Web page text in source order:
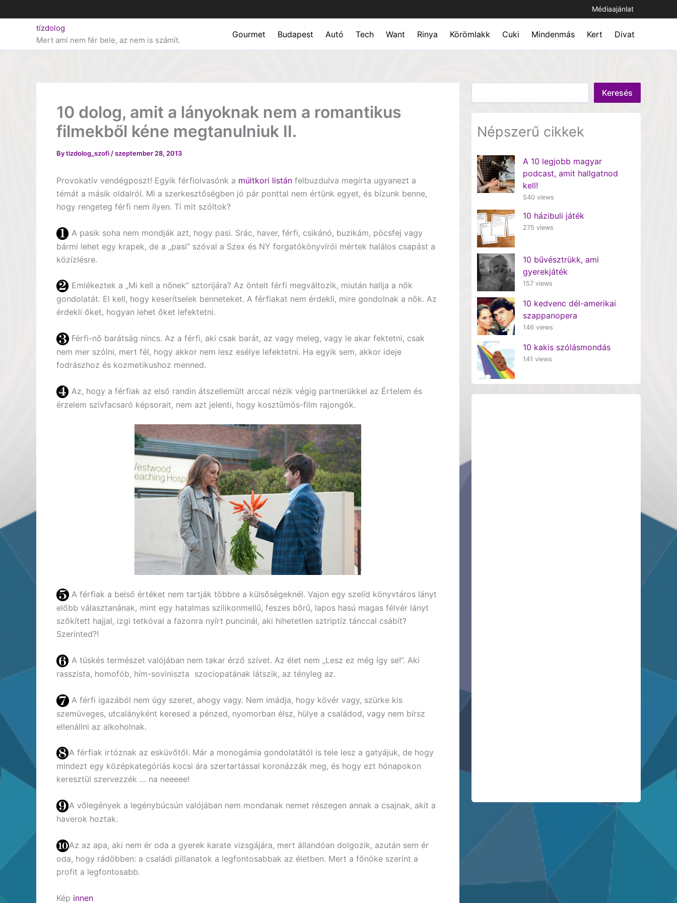
to
Médiaajánlat
tízdolog
Mert ami nem fér bele, az nem is számít.
Gourmet Budapest Autó Tech Want Rinya Körömlakk Cuki Mindenmás Kert Divat
10 dolog, amit a lányoknak nem a romantikus
filmekből kéne megtanulniuk II.
Bytizdolog_szofi /szeptember 28, 2013
Provokatív vendégposzt! Egyik férfiolvasónk a múltkori listán felbuzdulva megírta ugyanezt a
témát a másik oldalról. Mi a szerkesztőségben jó pár ponttal nem értünk egyet, és bízunk benne,
hogy rengeteg férfi nem ilyen. Ti mit szóltok?
A pasik soha nem mondják azt, hogy pasi. Srác, haver, férfi, csikánó, buzikám, pöcsfej vagy
bármi lehet egy krapek, de a „pasi” szóval a Szex és NY forgatókönyvírói mértek halálos csapást a
közízlésre.
Emlékeztek a „Mi kell a nőnek” sztorijára? Az öntelt férfi megváltozik, miután hallja a nők
gondolatát. El kell, hogy keserítselek benneteket. A férfiakat nem érdekli, mire gondolnak a nők. Az
érdekli őket, hogyan lehet őket lefektetni.
Férfi-nő barátság nincs. Az a férfi, aki csak barát, az vagy meleg, vagy le akar fektetni, csak
nem mer szólni, mert fél, hogy akkor nem lesz esélye lefektetni. Ha egyik sem, akkor ideje
fodrászhoz és kozmetikushoz menned.
Az, hogy a férfiak az első randin átszellemült arccal nézik végig partnerükkel az Értelem és
érzelem szívfacsaró képsorait, nem azt jelenti, hogy kosztümös-film rajongók.
A férfiak a belső értéket nem tartják többre a külsőségeknél. Vajon egy szelíd könyvtáros lányt
előbb választanának, mint egy hatalmas szilikonmellű, feszes bőrű, lapos hasú magas félvér lányt
szőkített hajjal, izgi tetkóval a fazonra nyírt puncinál, aki hihetetlen sztriptíz tánccal csábít?
Szerinted?!
A tüskés természet valójában nem takar érző szívet. Az élet nem „Lesz ez még így se!”. Aki
rasszista, homofób, hím-soviniszta szociopatának látszik, az tényleg az.
A férfi igazából nem úgy szeret, ahogy vagy. Nem imádja, hogy kövér vagy, szürke kis
szemüveges, utcalányként keresed a pénzed, nyomorban élsz, hülye a családod, vagy nem bírsz
ellenállni az alkoholnak.
A férfiak irtóznak az esküvőtől. Már a monogámia gondolatától is tele lesz a gatyájuk, de hogy
mindezt egy középkategóriás kocsi ára szertartással koronázzák meg, és hogy ezt hónapokon
keresztül szervezzék … na neeeee!
A vőlegények a legénybúcsún valójában nem mondanak nemet részegen annak a csajnak, akit a
haverok hoztak.
Az az apa, aki nem ér oda a gyerek karate vizsgájára, mert állandóan dolgozik, azután sem ér
oda, hogy rádöbben: a családi pillanatok a legfontosabbak az életben. Mert a főnöke szerint a
profit a legfontosabb.
Kép innen
Keresés
Népszerű cikkek
A 10 legjobb magyar
podcast, amit hallgatnod
kell!
540 views
10 házibuli játék
275 views
10 bűvésztrükk, ami
gyerekjáték
157 views
10 kedvenc dél-amerikai
szappanopera
146 views
10 kakis szólásmondás
141 views